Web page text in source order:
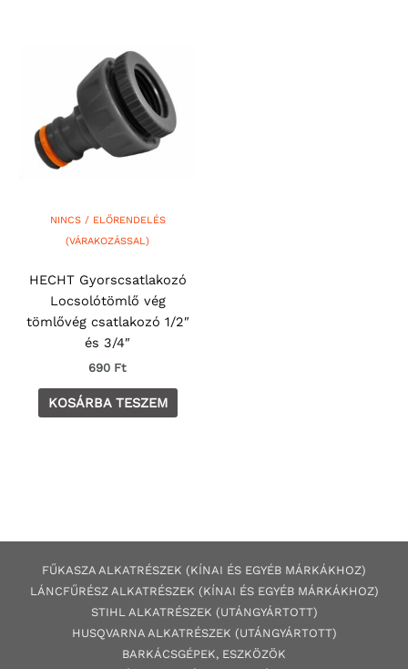
NINCS / ELŐRENDELÉS
(VÁRAKOZÁSSAL)
HECHT Gyorscsatlakozó
Locsolótömlő vég
tömlővég csatlakozó 1/2″
és 3/4″
690 Ft
KOSÁRBA TESZEM
FŰKASZA ALKATRÉSZEK (KÍNAI ÉS EGYÉB MÁRKÁKHOZ)
LÁNCFŰRÉSZ ALKATRÉSZEK (KÍNAI ÉS EGYÉB MÁRKÁKHOZ)
STIHL ALKATRÉSZEK (UTÁNGYÁRTOTT)
HUSQVARNA ALKATRÉSZEK (UTÁNGYÁRTOTT)
BARKÁCSGÉPEK, ESZKÖZÖK